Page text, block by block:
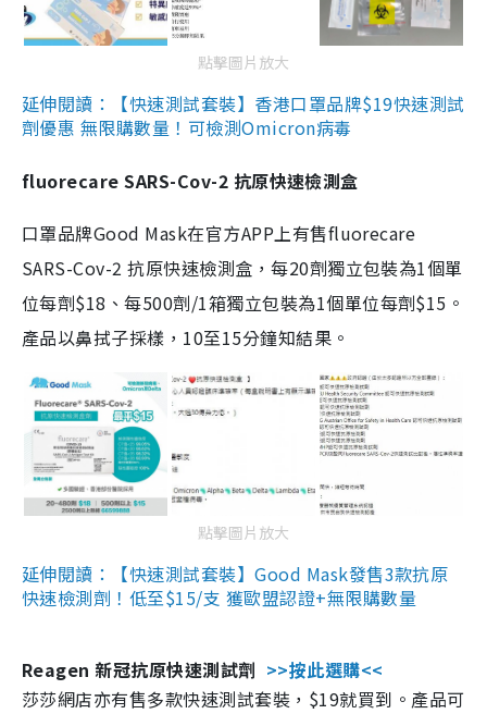
點擊圖片放大
延伸閱讀：【快速測試套裝】香港口罩品牌$19快速測試
劑優惠 無限購數量！可檢測Omicron病毒
fluorecare SARS-Cov-2 抗原快速檢測盒
口罩品牌Good Mask在官方APP上有售fluorecare
SARS-Cov-2 抗原快速檢測盒，每20劑獨立包裝為1個單
位每劑$18、每500劑/1箱獨立包裝為1個單位每劑$15。
產品以鼻拭子採樣，10至15分鐘知結果。
點擊圖片放大
延伸閱讀：【快速測試套裝】Good Mask發售3款抗原
快速檢測劑！低至$15/支 獲歐盟認證+無限購數量
Reagen 新冠抗原快速測試劑 >>按此選購<<
莎莎網店亦有售多款快速測試套裝，$19就買到。產品可